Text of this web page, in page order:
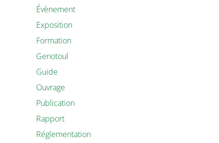
Évènement
Exposition
Formation
Genotoul
Guide
Ouvrage
Publication
Rapport
Réglementation